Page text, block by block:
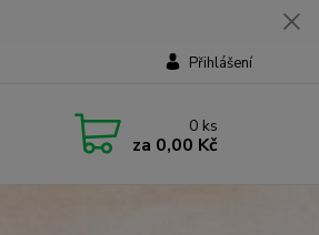
Přihlášení
0 ks
za 0,00 Kč